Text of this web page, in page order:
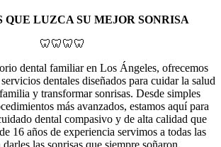
QUE LUZCA SU MEJOR SONRISA
🦷🦷🦷🦷
dental familiar en Los Ángeles, ofrecemos
dentales diseñados para cuidar la salud
y transformar sonrisas. Desde simples
más avanzados, estamos aquí para
dental compasivo y de alta calidad que
16 años de experiencia servimos a todas las